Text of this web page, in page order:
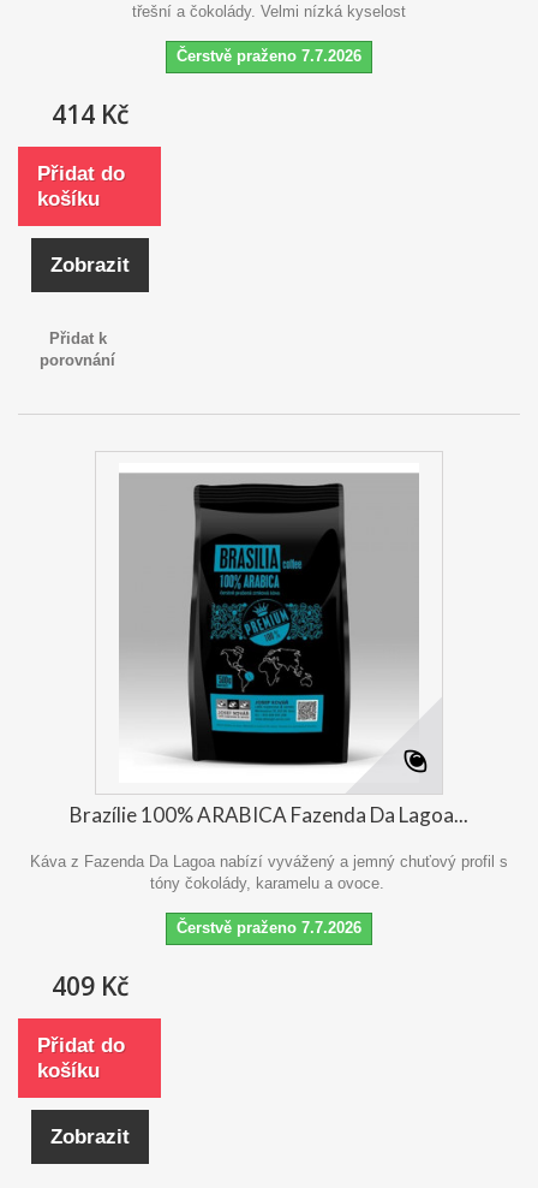
třešní a čokolády. Velmi nízká kyselost
Čerstvě praženo 7.7.2026
414 Kč
Přidat do
košíku
Zobrazit
Přidat k
porovnání
Brazílie 100% ARABICA Fazenda Da Lagoa...
Káva z Fazenda Da Lagoa nabízí vyvážený a jemný chuťový profil s
tóny čokolády, karamelu a ovoce.
Čerstvě praženo 7.7.2026
409 Kč
Přidat do
košíku
Zobrazit